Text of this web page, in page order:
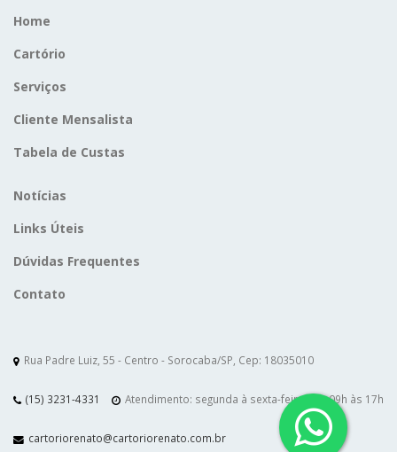
Home
Cartório
Serviços
Cliente Mensalista
Tabela de Custas
Notícias
Links Úteis
Dúvidas Frequentes
Contato
Rua Padre Luiz, 55 - Centro - Sorocaba/SP, Cep: 18035010
(15) 3231-4331 Atendimento: segunda à sexta-feira das 09h às 17h
cartoriorenato@cartoriorenato.com.br